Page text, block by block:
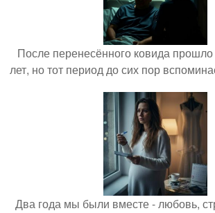
После перенесённого ковида
лет, но тот период до сих пор
Два года мы были вместе - любовь,